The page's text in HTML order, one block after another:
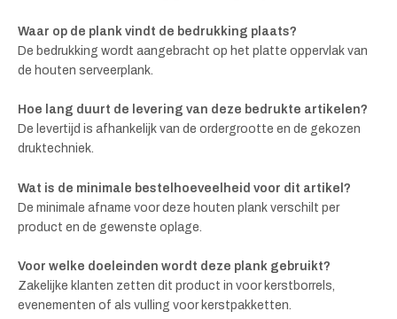
Waar op de plank vindt de bedrukking plaats?
De bedrukking wordt aangebracht op het platte oppervlak van
de houten serveerplank.
Hoe lang duurt de levering van deze bedrukte artikelen?
De levertijd is afhankelijk van de ordergrootte en de gekozen
druktechniek.
Wat is de minimale bestelhoeveelheid voor dit artikel?
De minimale afname voor deze houten plank verschilt per
product en de gewenste oplage.
Voor welke doeleinden wordt deze plank gebruikt?
Zakelijke klanten zetten dit product in voor kerstborrels,
evenementen of als vulling voor kerstpakketten.